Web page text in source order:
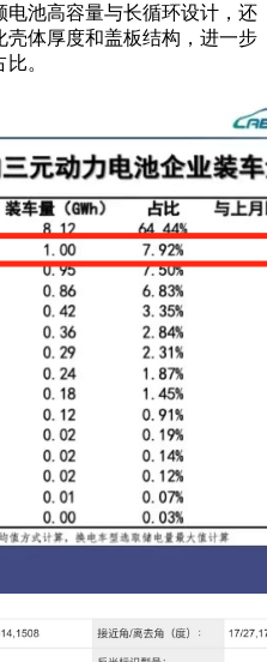
池高容量与长循环设计，还
体厚度和盖板结构，进一步
。